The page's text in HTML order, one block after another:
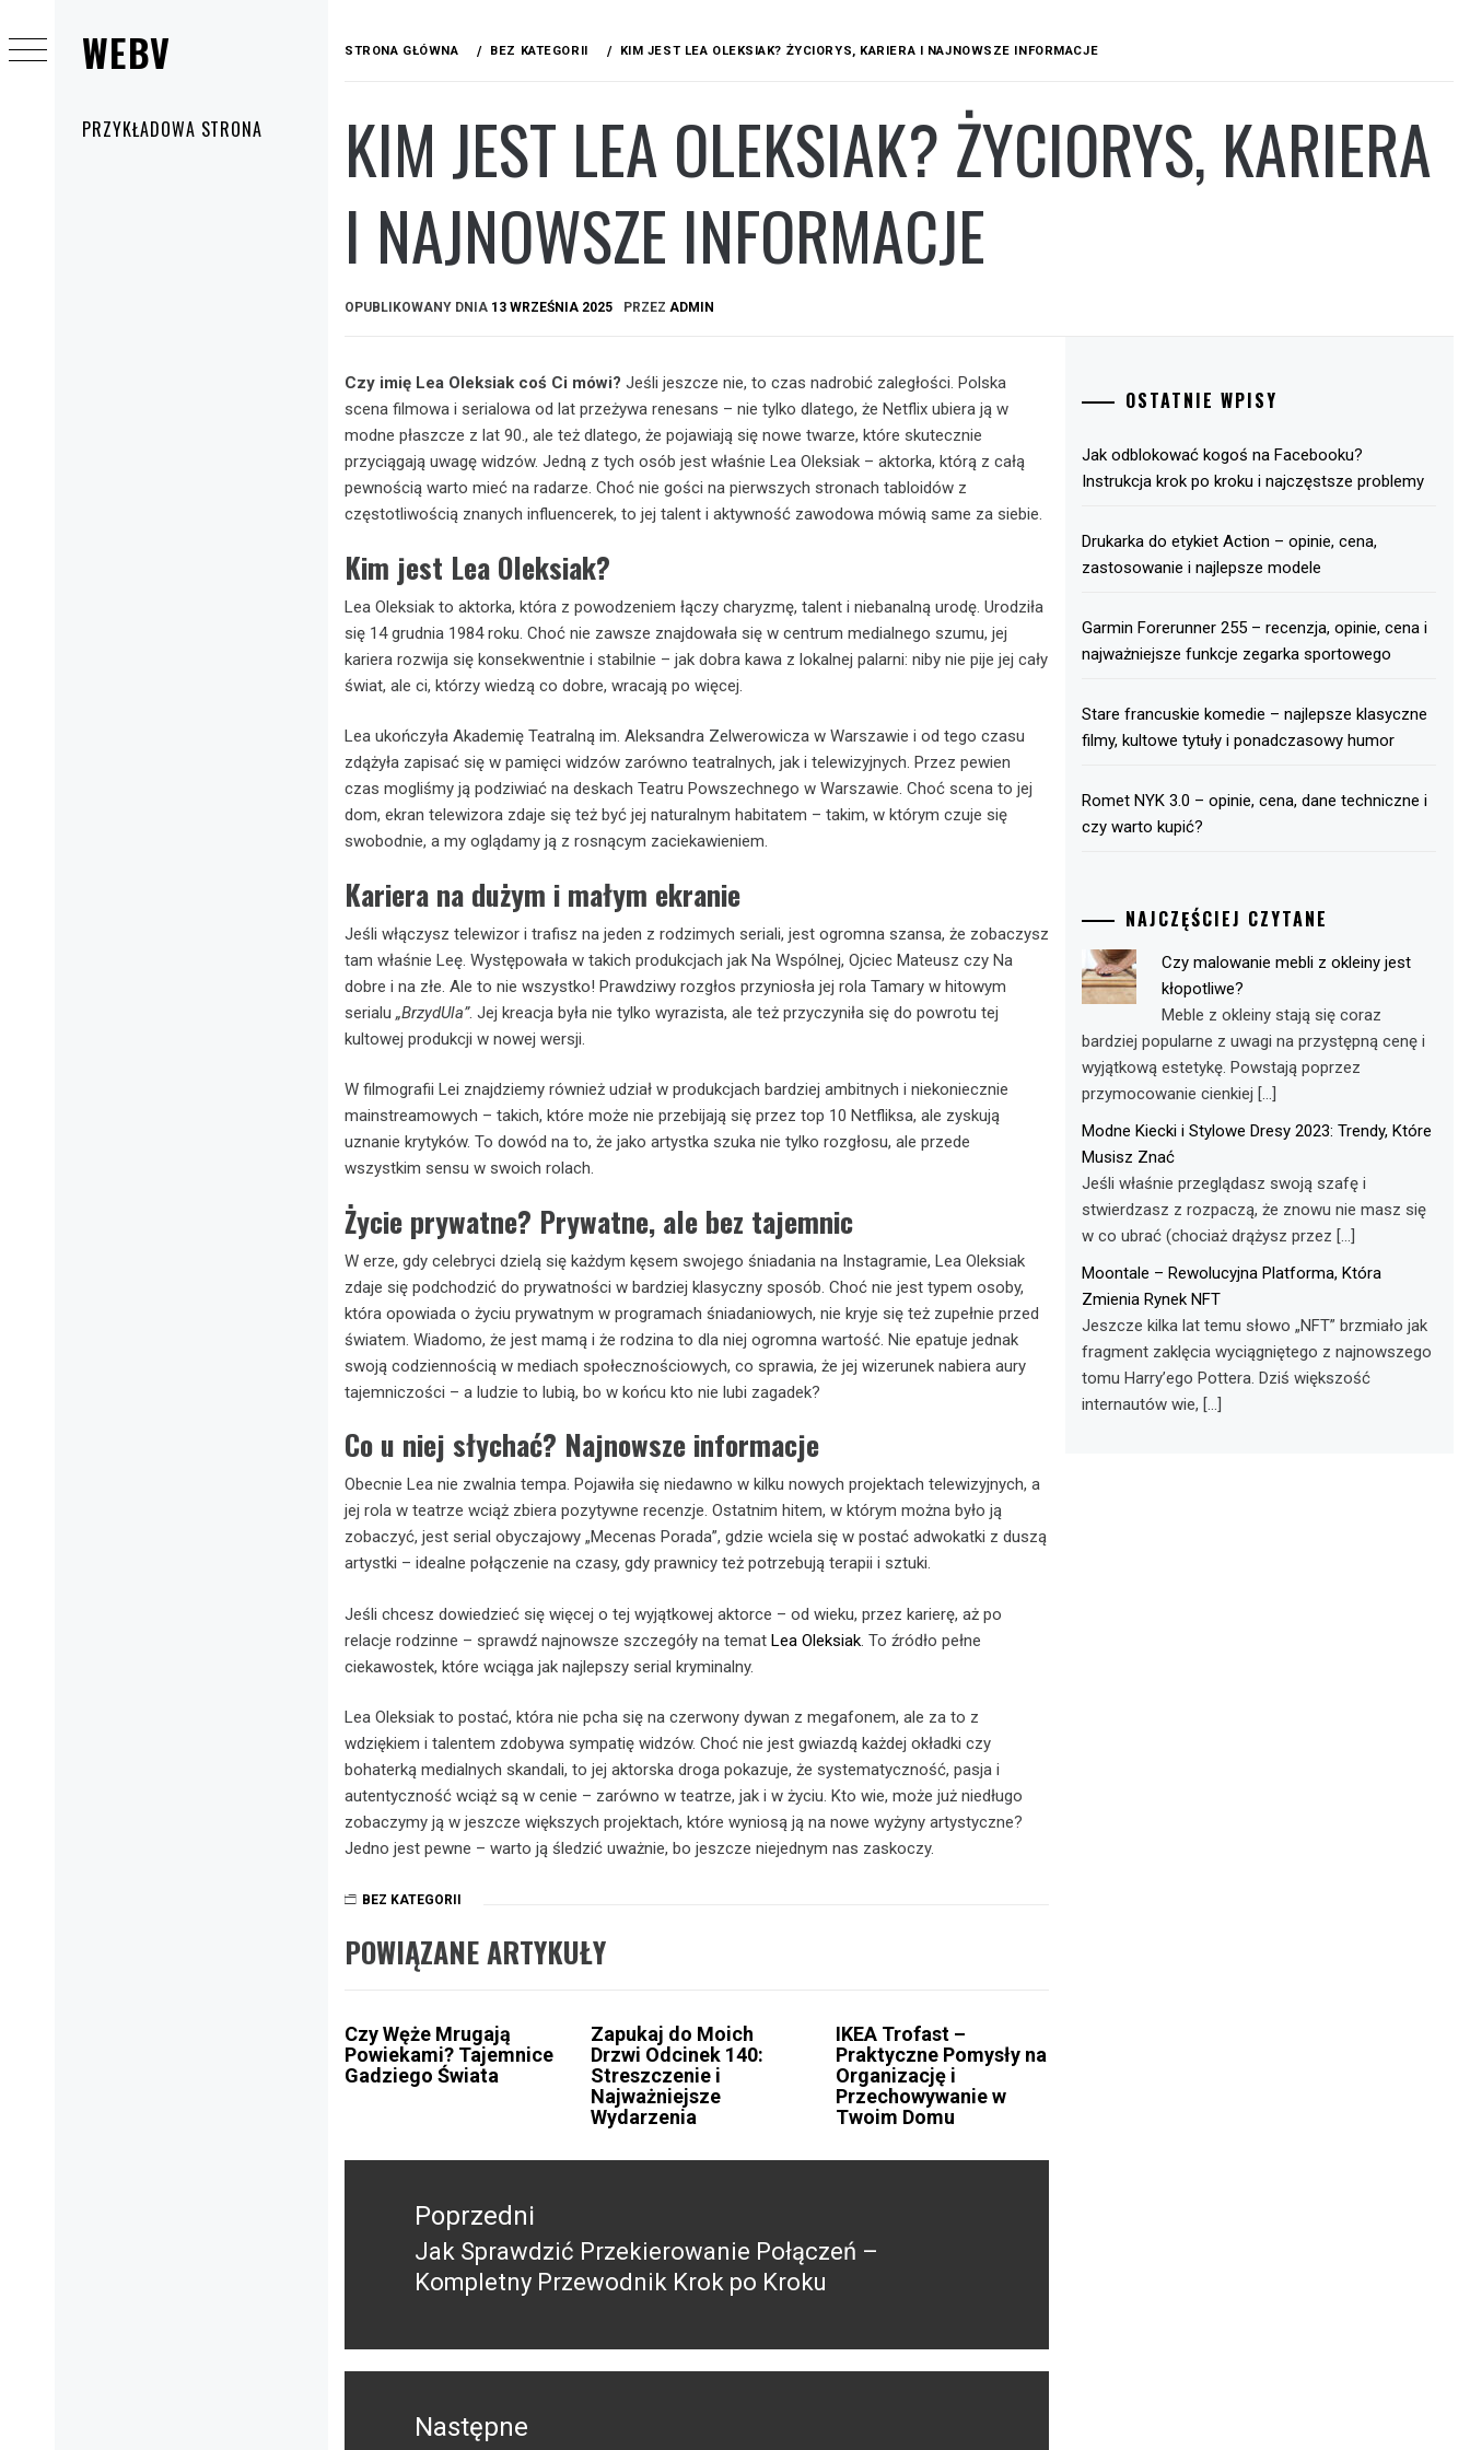
WEBV
głównePRZYKŁADOWA STRONA
do
treści
STRONA GŁÓWNA BEZ KATEGORII KIM JEST LEA OLEKSIAK? ŻYCIORYS, KARIERA I NAJNOWSZE INFORMACJE
KIM JEST LEA OLEKSIAK? ŻYCIORYS, KARIERA
I NAJNOWSZE INFORMACJE
OPUBLIKOWANY DNIA 13 WRZEŚNIA 2025 PRZEZ ADMIN
Czy imię Lea Oleksiak coś Ci mówi? Jeśli jeszcze nie, to czas nadrobić zaległości. Polska
scena filmowa i serialowa od lat przeżywa renesans – nie tylko dlatego, że Netflix ubiera ją w
modne płaszcze z lat 90., ale też dlatego, że pojawiają się nowe twarze, które skutecznie
przyciągają uwagę widzów. Jedną z tych osób jest właśnie Lea Oleksiak – aktorka, którą z całą
pewnością warto mieć na radarze. Choć nie gości na pierwszych stronach tabloidów z
częstotliwością znanych influencerek, to jej talent i aktywność zawodowa mówią same za siebie.
Kim jest Lea Oleksiak?
Lea Oleksiak to aktorka, która z powodzeniem łączy charyzmę, talent i niebanalną urodę. Urodziła
się 14 grudnia 1984 roku. Choć nie zawsze znajdowała się w centrum medialnego szumu, jej
kariera rozwija się konsekwentnie i stabilnie – jak dobra kawa z lokalnej palarni: niby nie pije jej cały
świat, ale ci, którzy wiedzą co dobre, wracają po więcej.
Lea ukończyła Akademię Teatralną im. Aleksandra Zelwerowicza w Warszawie i od tego czasu
zdążyła zapisać się w pamięci widzów zarówno teatralnych, jak i telewizyjnych. Przez pewien
czas mogliśmy ją podziwiać na deskach Teatru Powszechnego w Warszawie. Choć scena to jej
dom, ekran telewizora zdaje się też być jej naturalnym habitatem – takim, w którym czuje się
swobodnie, a my oglądamy ją z rosnącym zaciekawieniem.
Kariera na dużym i małym ekranie
Jeśli włączysz telewizor i trafisz na jeden z rodzimych seriali, jest ogromna szansa, że zobaczysz
tam właśnie Leę. Występowała w takich produkcjach jak Na Wspólnej, Ojciec Mateusz czy Na
dobre i na złe. Ale to nie wszystko! Prawdziwy rozgłos przyniosła jej rola Tamary w hitowym
serialu „BrzydUla”. Jej kreacja była nie tylko wyrazista, ale też przyczyniła się do powrotu tej
kultowej produkcji w nowej wersji.
W filmografii Lei znajdziemy również udział w produkcjach bardziej ambitnych i niekoniecznie
mainstreamowych – takich, które może nie przebijają się przez top 10 Netfliksa, ale zyskują
uznanie krytyków. To dowód na to, że jako artystka szuka nie tylko rozgłosu, ale przede
wszystkim sensu w swoich rolach.
Życie prywatne? Prywatne, ale bez tajemnic
W erze, gdy celebryci dzielą się każdym kęsem swojego śniadania na Instagramie, Lea Oleksiak
zdaje się podchodzić do prywatności w bardziej klasyczny sposób. Choć nie jest typem osoby,
która opowiada o życiu prywatnym w programach śniadaniowych, nie kryje się też zupełnie przed
światem. Wiadomo, że jest mamą i że rodzina to dla niej ogromna wartość. Nie epatuje jednak
swoją codziennością w mediach społecznościowych, co sprawia, że jej wizerunek nabiera aury
tajemniczości – a ludzie to lubią, bo w końcu kto nie lubi zagadek?
Co u niej słychać? Najnowsze informacje
Obecnie Lea nie zwalnia tempa. Pojawiła się niedawno w kilku nowych projektach telewizyjnych, a
jej rola w teatrze wciąż zbiera pozytywne recenzje. Ostatnim hitem, w którym można było ją
zobaczyć, jest serial obyczajowy „Mecenas Porada”, gdzie wciela się w postać adwokatki z duszą
artystki – idealne połączenie na czasy, gdy prawnicy też potrzebują terapii i sztuki.
Jeśli chcesz dowiedzieć się więcej o tej wyjątkowej aktorce – od wieku, przez karierę, aż po
relacje rodzinne – sprawdź najnowsze szczegóły na temat Lea Oleksiak . To źródło pełne
ciekawostek, które wciąga jak najlepszy serial kryminalny.
Lea Oleksiak to postać, która nie pcha się na czerwony dywan z megafonem, ale za to z
wdziękiem i talentem zdobywa sympatię widzów. Choć nie jest gwiazdą każdej okładki czy
bohaterką medialnych skandali, to jej aktorska droga pokazuje, że systematyczność, pasja i
autentyczność wciąż są w cenie – zarówno w teatrze, jak i w życiu. Kto wie, może już niedługo
zobaczymy ją w jeszcze większych projektach, które wyniosą ją na nowe wyżyny artystyczne?
Jedno jest pewne – warto ją śledzić uważnie, bo jeszcze niejednym nas zaskoczy.
BEZ KATEGORII
POWIĄZANE ARTYKUŁY
Czy Węże Mrugają
Powiekami? Tajemnice
Gadziego Świata
Zapukaj do Moich
Drzwi Odcinek 140:
Streszczenie i
Najważniejsze
Wydarzenia
IKEA Trofast –
Praktyczne Pomysły na
Organizację i
Przechowywanie w
Twoim Domu
Nawigacja
Poprzedni
Poprzedni
wpis:
Jak Sprawdzić Przekierowanie Połączeń –
Kompletny Przewodnik Krok po Kroku
Następne
OSTATNIE WPISY
Jak odblokować kogoś na Facebooku?
Instrukcja krok po kroku i najczęstsze problemy
Drukarka do etykiet Action – opinie, cena,
zastosowanie i najlepsze modele
Garmin Forerunner 255 – recenzja, opinie, cena i
najważniejsze funkcje zegarka sportowego
Stare francuskie komedie – najlepsze klasyczne
filmy, kultowe tytuły i ponadczasowy humor
Romet NYK 3.0 – opinie, cena, dane techniczne i
czy warto kupić?
NAJCZĘŚCIEJ CZYTANE
Czy malowanie mebli z okleiny jest
kłopotliwe?
Meble z okleiny stają się coraz
bardziej popularne z uwagi na przystępną cenę i
wyjątkową estetykę. Powstają poprzez
przymocowanie cienkiej […]
Modne Kiecki i Stylowe Dresy 2023: Trendy, Które
Musisz Znać
Jeśli właśnie przeglądasz swoją szafę i
stwierdzasz z rozpaczą, że znowu nie masz się
w co ubrać (chociaż drążysz przez […]
Moontale – Rewolucyjna Platforma, Która
Zmienia Rynek NFT
Jeszcze kilka lat temu słowo „NFT” brzmiało jak
fragment zaklęcia wyciągniętego z najnowszego
tomu Harry’ego Pottera. Dziś większość
internautów wie, […]